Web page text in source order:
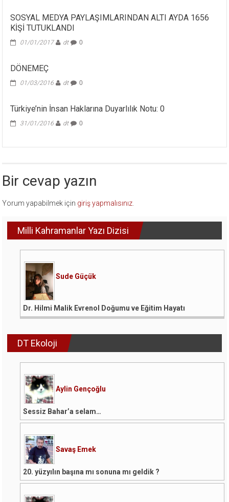
SOSYAL MEDYA PAYLAŞIMLARINDAN ALTI AYDA 1656
KİŞİ TUTUKLANDI
01/01/2017 dt 0
DÖNEMEÇ
01/03/2016 dt 0
Türkiye’nin İnsan Haklarına Duyarlılık Notu: 0
31/01/2016 dt 0
Bir cevap yazın
Yorum yapabilmek için giriş yapmalısınız
Milli Kahramanlar Yazı Dizisi
Sude Güçük
Dr. Hilmi Malik Evrenol Doğumu ve Eğitim Hayatı
DT Ekoloji
Aylin Gençoğlu
Sessiz Bahar’a selam…
Savaş Emek
20. yüzyılın başına mı sonuna mı geldik ?